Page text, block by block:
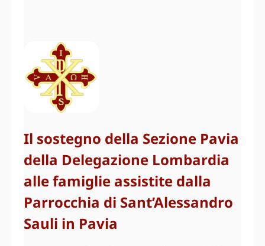
Il sostegno della Sezione Pavia
della Delegazione Lombardia
alle famiglie assistite dalla
Parrocchia di Sant’Alessandro
Sauli in Pavia